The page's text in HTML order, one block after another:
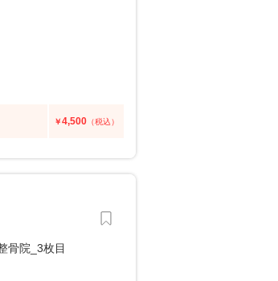
￥4,500 （税込）